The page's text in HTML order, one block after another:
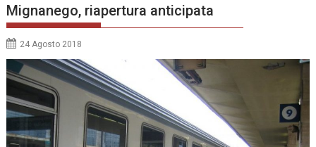
Mignanego, riapertura anticipata
24 Agosto 2018